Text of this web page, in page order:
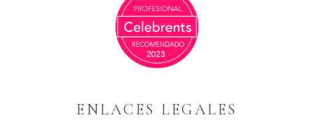
ENLACES LEGALES